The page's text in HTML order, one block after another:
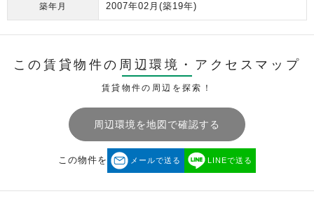
築年月 2007年02月 (築19年)
この賃貸物件の周辺環境・ アクセスマップ
賃貸物件の周辺を探索！
周辺環境を地図で確認する
この物件を メールで送る LINEで送る